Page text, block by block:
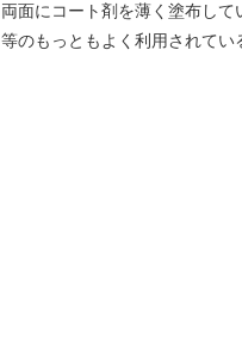
両面にコート剤を薄く塗布し
等のもっともよく利用されてい